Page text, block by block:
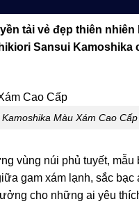
tải vẻ đẹp thiên
Sansui Kamoshika
Màu Xám Cao Cấp
vùng núi phủ tuyết, mẫu
gam xám lạnh, sắc bạc
cho những ai yêu